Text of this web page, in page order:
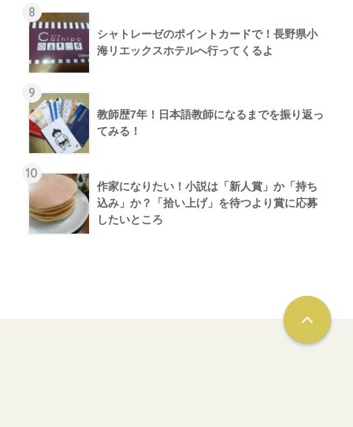
8
シャトレーゼのポイントカードで！長野県小
海リエックスホテルへ行ってくるよ
9
教師歴7年！日本語教師になるまでを振り返っ
てみる！
10
作家になりたい！小説は「新人賞」か「持ち
込み」か？「拾い上げ」を待つより賞に応募
したいところ